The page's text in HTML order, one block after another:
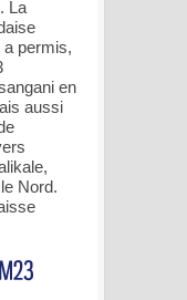
La
permis,
en
aussi
Nord.